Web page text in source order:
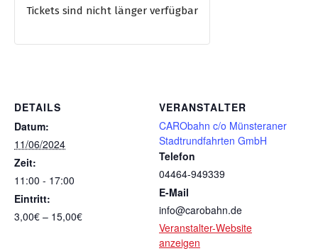
DETAILS
Datum:
11/06/2024
Zeit:
11:00 - 17:00
Eintritt:
3,00€ – 15,00€
VERANSTALTER
CARObahn c/o Münsteraner
Stadtrundfahrten GmbH
Telefon
04464-949339
E-Mail
info@carobahn.de
Veranstalter-Website
anzeigen
Tickets sind nicht länger verfügbar